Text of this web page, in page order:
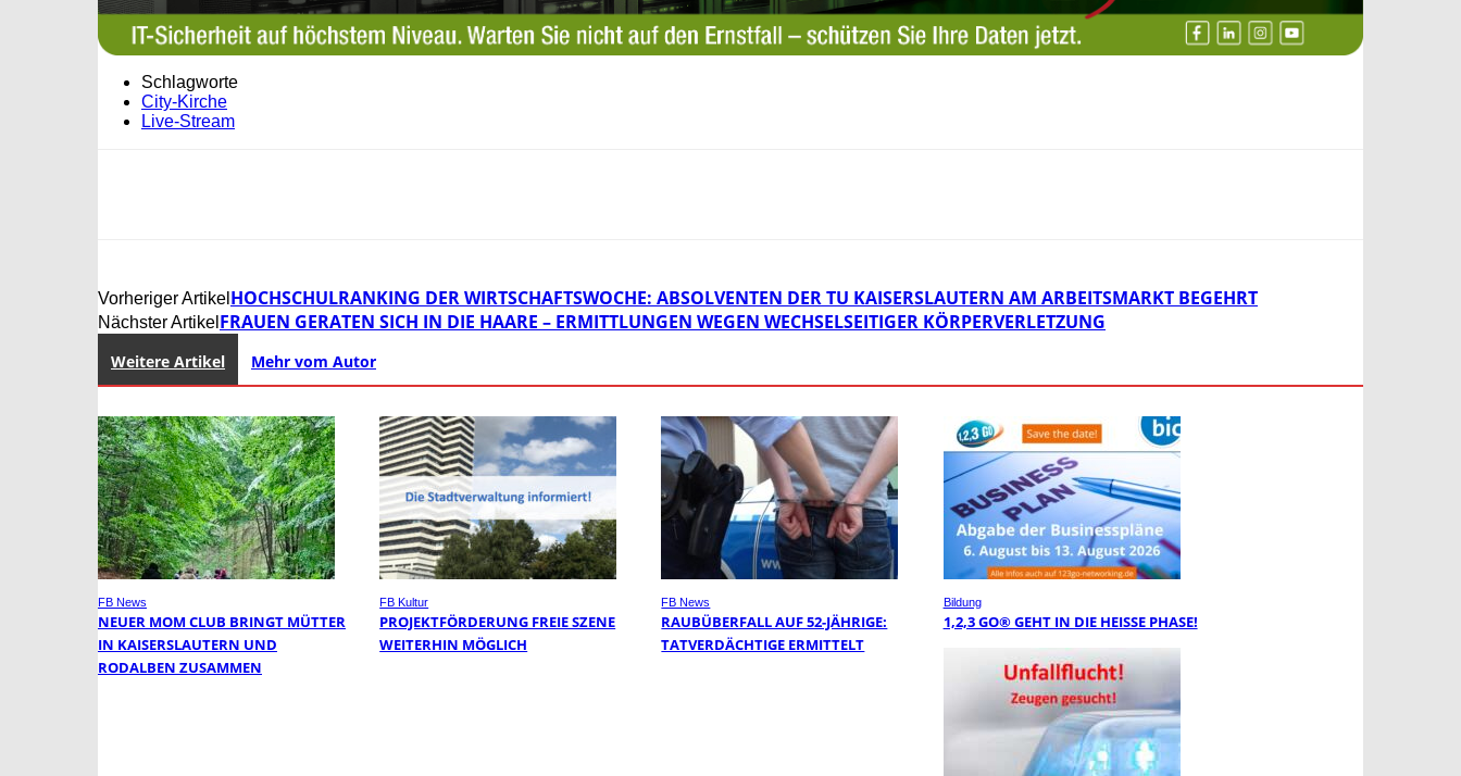
Schlagworte
City-Kirche
Live-Stream
Vorheriger Artikel HOCHSCHULRANKING DER WIRTSCHAFTSWOCHE: ABSOLVENTEN DER TU KAISERSLAUTERN AM ARBEITSMARKT BEGEHRT
Nächster Artikel FRAUEN GERATEN SICH IN DIE HAARE – ERMITTLUNGEN WEGEN WECHSELSEITIGER KÖRPERVERLETZUNG
Weitere Artikel Mehr vom Autor
FB News
NEUER MOM CLUB BRINGT MÜTTER
IN KAISERSLAUTERN UND
RODALBEN ZUSAMMEN
FB Kultur
PROJEKTFÖRDERUNG FREIE SZENE
WEITERHIN MÖGLICH
FB News
RAUBÜBERFALL AUF 52-JÄHRIGE:
TATVERDÄCHTIGE ERMITTELT
Bildung
1,2,3 GO® GEHT IN DIE HEISSE PHASE!